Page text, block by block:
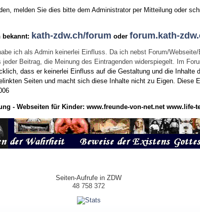
melden Sie dies bitte dem Administrator per Mitteilung oder
bekannt: kath-zdw.ch/forum oderforum.kath-
ich als Admin keinerlei Einfluss. Da ich nebst Forum/
Beitrag, die Meinung des Eintragenden widerspiegelt. Im
dass er keinerlei Einfluss auf die Gestaltung und die
Seiten und macht sich diese Inhalte nicht zu Eigen. Diese
- Webseiten für Kinder: www.freunde-von-net.net www.life-
Seiten-Aufrufe in ZDW
48 758 372